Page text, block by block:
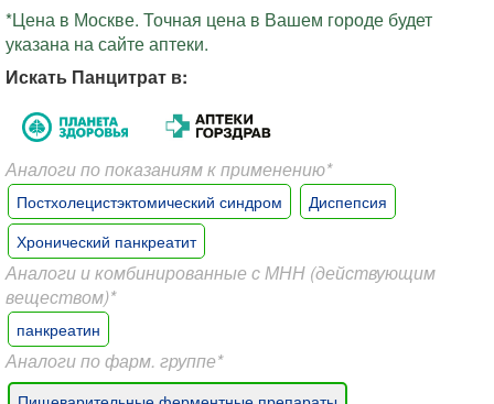
*Цена в Москве. Точная цена в Вашем городе будет
указана на сайте аптеки.
Искать Панцитрат в:
Аналоги по показаниям к применению*
Постхолецистэктомический синдром
Диспепсия
Хронический панкреатит
Аналоги и комбинированные с МНН (действующим
веществом)*
панкреатин
Аналоги по фарм. группе*